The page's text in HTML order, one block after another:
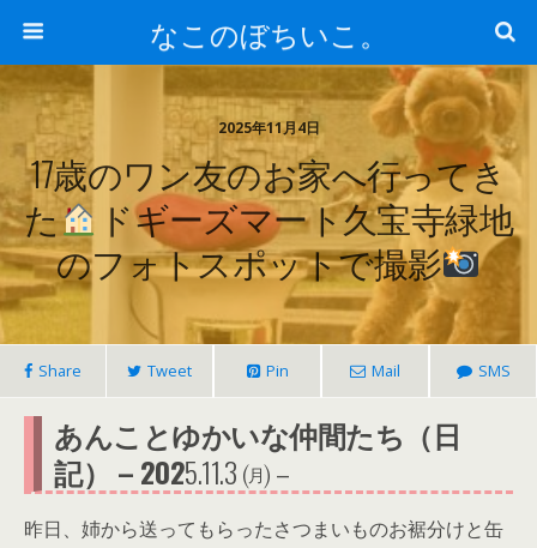
なこのぼちいこ。
2025年11月4日
17歳のワン友のお家へ行ってき
た
ドギーズマート久宝寺緑地
のフォトスポットで撮影
Share Tweet Pin Mail SMS
あんことゆかいな仲間たち（日
記） – 2025.11.3 ㈪ –
昨日、姉から送ってもらったさつまいものお裾分けと缶